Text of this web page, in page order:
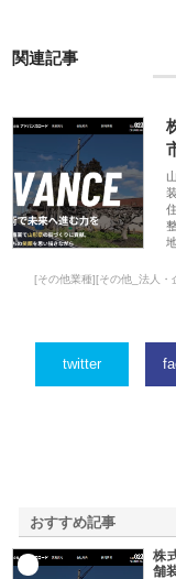
関連記事
[その他業種][その他_法人・
twitter
おすすめ記事
株
舗